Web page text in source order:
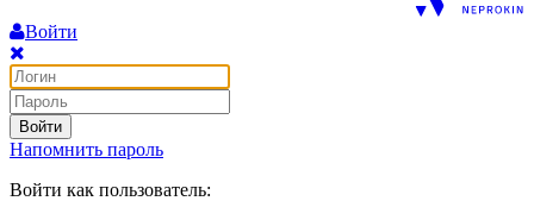
Войти
Войти
Напомнить пароль
Войти как пользователь: